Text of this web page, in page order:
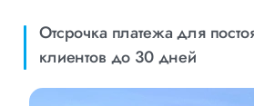
Отсрочка платежа для
клиентов до 30 дней